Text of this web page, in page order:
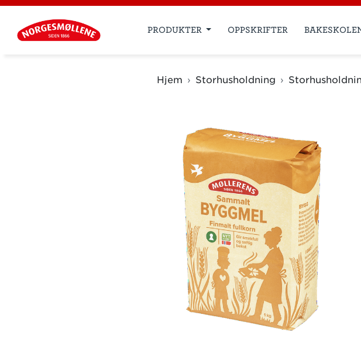
PRODUKTER OPPSKRIFTER
Hjem Storhusholdning